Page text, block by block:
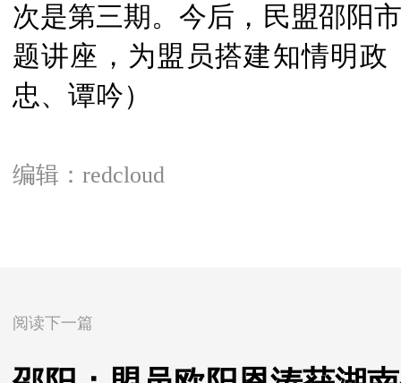
次是第三期。今后，民盟邵阳
题讲座，为盟员搭建知情明
忠、谭吟）
编辑：redcloud
阅读下一篇